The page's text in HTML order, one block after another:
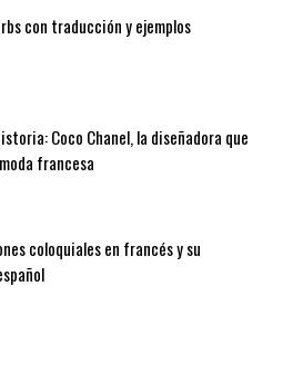
con traducción y ejemplos
Coco Chanel, la diseñadora que
francesa
coloquiales en francés y su